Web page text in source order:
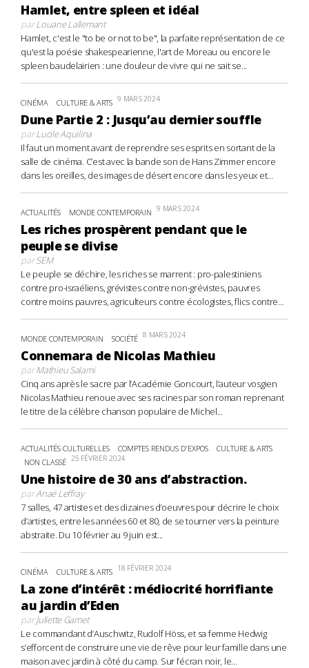
Hamlet, entre spleen et idéal
parLouane Lallemant
Hamlet, c'est le "to be or not to be", la parfaite représentation de ce
qu'est la poésie shakespearienne, l'art de Moreau ou encore le
spleen baudelairien : une douleur de vivre qui ne sait se...
CINÉMA CULTURE & ARTS 9 MARS 2024
Dune Partie 2 : Jusqu’au dernier souffle
parLucile Aquilina
Il faut un moment avant de reprendre ses esprits en sortant de la
salle de cinéma. C’est avec la bande son de Hans Zimmer encore
dans les oreilles, des images de désert encore dans les yeux et...
ACTUALITÉS MONDE CONTEMPORAIN 9 MARS 2024
Les riches prospèrent pendant que le
peuple se divise
parSEM
Le peuple se déchire, les riches se marrent : pro-palestiniens
contre pro-israéliens, grévistes contre non-grévistes, pauvres
contre moins pauvres, agriculteurs contre écologistes, flics contre...
MONDE CONTEMPORAIN SOCIÉTÉ 8 MARS 2024
Connemara de Nicolas Mathieu
parMathieu Salami
Cinq ans après le sacre par l’Académie Goncourt, l’auteur vosgien
Nicolas Mathieu renoue avec ses racines par son roman reprenant
le titre de la célèbre chanson populaire de Michel...
ACTUALITÉS CULTURELLES COMPTES RENDUS D'EXPOS
CULTURE & ARTS
NON CLASSÉ 25 FÉVRIER 2024
Une histoire de 30 ans d’abstraction.
parAnaë Leffray
7 salles, 47 artistes et des dizaines d’oeuvres pour décrire le choix
d’artistes, entre les années 60 et 80, de se tourner vers la peinture
abstraite. Du 10 février au 9 juin est...
CINÉMA CULTURE & ARTS 18 FÉVRIER 2024
La zone d’intérêt : médiocrité horrifiante
au jardin d’Eden
parJuliette Gamet
Le commandant d’Auschwitz, Rudolf Höss, et sa femme Hedwig
s’efforcent de construire une vie de rêve pour leur famille dans une
maison avec jardin à côté du camp. Sur l’écran noir, le...